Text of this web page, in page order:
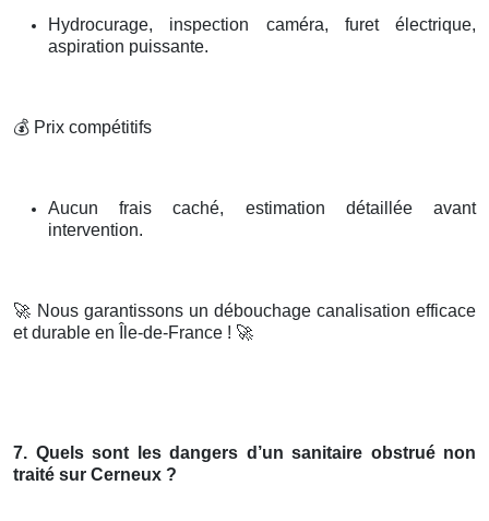
Hydrocurage, inspection caméra, furet électrique,
aspiration puissante.
💰 Prix compétitifs
Aucun frais caché, estimation détaillée avant
intervention.
🚀 Nous garantissons un débouchage canalisation efficace
et durable en Île-de-France ! 🚀
7. Quels sont les dangers d’un sanitaire obstrué non
traité sur Cerneux ?